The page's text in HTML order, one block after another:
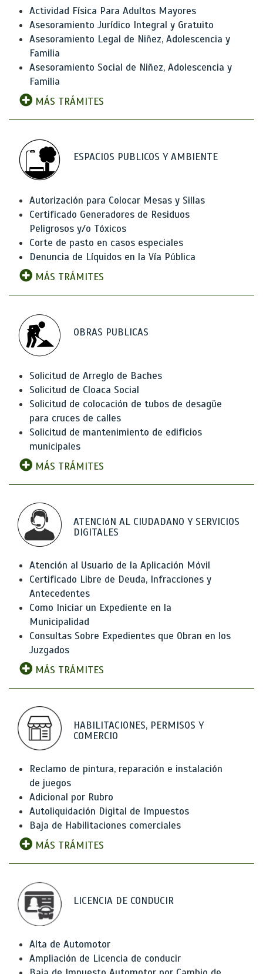
Actividad Física Para Adultos Mayores
Asesoramiento Jurídico Integral y Gratuito
Asesoramiento Legal de Niñez, Adolescencia y
Familia
Asesoramiento Social de Niñez, Adolescencia y
Familia
MÁS TRÁMITES
ESPACIOS PUBLICOS Y AMBIENTE
Autorización para Colocar Mesas y Sillas
Certificado Generadores de Residuos
Peligrosos y/o Tóxicos
Corte de pasto en casos especiales
Denuncia de Líquidos en la Vía Pública
MÁS TRÁMITES
OBRAS PUBLICAS
Solicitud de Arreglo de Baches
Solicitud de Cloaca Social
Solicitud de colocación de tubos de desagüe
para cruces de calles
Solicitud de mantenimiento de edificios
municipales
MÁS TRÁMITES
ATENCIóN AL CIUDADANO Y SERVICIOS
DIGITALES
Atención al Usuario de la Aplicación Móvil
Certificado Libre de Deuda, Infracciones y
Antecedentes
Como Iniciar un Expediente en la
Municipalidad
Consultas Sobre Expedientes que Obran en los
Juzgados
MÁS TRÁMITES
HABILITACIONES, PERMISOS Y
COMERCIO
Reclamo de pintura, reparación e instalación
de juegos
Adicional por Rubro
Autoliquidación Digital de Impuestos
Baja de Habilitaciones comerciales
MÁS TRÁMITES
LICENCIA DE CONDUCIR
Alta de Automotor
Ampliación de Licencia de conducir